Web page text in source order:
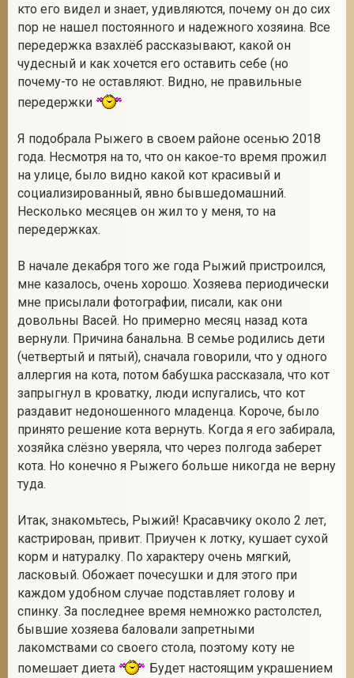
кто его видел и знает, удивляются, почему он до сих
пор не нашел постоянного и надежного хозяина. Все
передержка взахлёб рассказывают, какой он
чудесный и как хочется его оставить себе (но
почему-то не оставляют. Видно, не правильные
передержки
Я подобрала Рыжего в своем районе осенью 2018
года. Несмотря на то, что он какое-то время прожил
на улице, было видно какой кот красивый и
социализированный, явно бывшедомашний.
Несколько месяцев он жил то у меня, то на
передержках.
В начале декабря того же года Рыжий пристроился,
мне казалось, очень хорошо. Хозяева периодически
мне присылали фотографии, писали, как они
довольны Васей. Но примерно месяц назад кота
вернули. Причина банальна. В семье родились дети
(четвертый и пятый), сначала говорили, что у одного
аллергия на кота, потом бабушка рассказала, что кот
запрыгнул в кроватку, люди испугались, что кот
раздавит недоношенного младенца. Короче, было
принято решение кота вернуть. Когда я его забирала,
хозяйка слёзно уверяла, что через полгода заберет
кота. Но конечно я Рыжего больше никогда не верну
туда.
Итак, знакомьтесь, Рыжий! Красавчику около 2 лет,
кастрирован, привит. Приучен к лотку, кушает сухой
корм и натуралку. По характеру очень мягкий,
ласковый. Обожает почесушки и для этого при
каждом удобном случае подставляет голову и
спинку. За последнее время немножко растолстел,
бывшие хозяева баловали запретными
лакомствами со своего стола, поэтому коту не
помешает диета
Будет настоящим украшением